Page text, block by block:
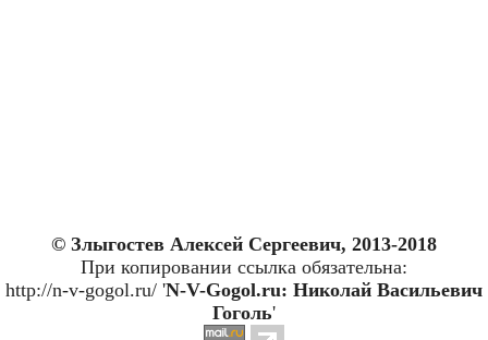
© Злыгостев Алексей Сергеевич, 2013-2018
При копировании ссылка обязательна:
http://n-v-gogol.ru/ 'N-V-Gogol.ru: Николай Васильевич
Гоголь'